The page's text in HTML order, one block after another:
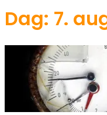
Dag: 7.